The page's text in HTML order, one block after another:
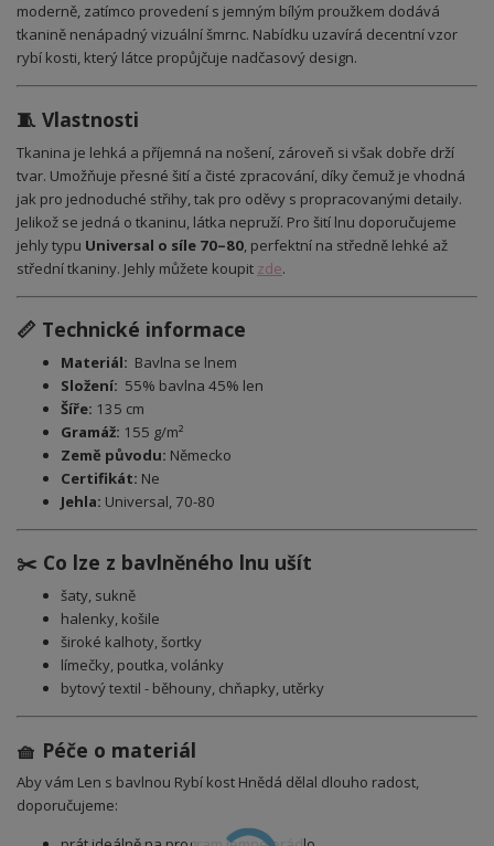
moderně, zatímco provedení s jemným bílým proužkem dodává
tkanině nenápadný vizuální šmrnc. Nabídku uzavírá decentní vzor
rybí kosti, který látce propůjčuje nadčasový design.
🧵 Vlastnosti
Tkanina je lehká a příjemná na nošení, zároveň si však dobře drží
tvar. Umožňuje přesné šití a čisté zpracování, díky čemuž je vhodná
jak pro jednoduché střihy, tak pro oděvy s propracovanými detaily.
Jelikož se jedná o tkaninu, látka nepruží. Pro šití lnu doporučujeme
jehly typu Universal o síle 70–80, perfektní na středně lehké až
střední tkaniny. Jehly můžete koupit zde.
📏 Technické informace
Materiál: Bavlna se lnem
Složení: 55% bavlna 45% len
Šíře: 135 cm
Gramáž: 155 g/m²
Země původu: Německo
Certifikát: Ne
Jehla: Universal, 70-80
✂️ Co lze z bavlněného lnu ušít
šaty, sukně
halenky, košile
široké kalhoty, šortky
límečky, poutka, volánky
bytový textil - běhouny, chňapky, utěrky
🧺 Péče o materiál
Aby vám Len s bavlnou Rybí kost Hnědá dělal dlouho radost,
doporučujeme: